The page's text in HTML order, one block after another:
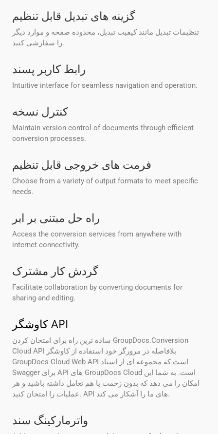
گزینه های تبدیل قابل تنظیم
تنظیمات تبدیل مانند کیفیت تبدیل، محدوده صفحه و موارد دیگر
را سفارشی کنید.
رابط کاربر پسند
Intuitive interface for seamless navigation and operation.
کنترل نسخه
Maintain version control of documents through efficient
conversion processes.
فرمت های خروجی قابل تنظیم
Choose from a variety of output formats to meet specific
needs.
راه حل مبتنی بر ابر
Access the conversion services from anywhere with
internet connectivity.
گردش کار مشترک
Facilitate collaboration by converting documents for
sharing and editing.
کاوشگر API
ساده ترین راه برای امتحان کردن GroupDocs.Conversion
Cloud API بلافاصله در مرورگر خود استفاده از کاوشگر
GroupDocs Cloud Web API است که مجموعه ای از اسناد
Swagger برای API های GroupDocs Cloud است. به شما این
امکان را می دهد که بدون زحمت با هم تعامل داشته باشید و هر
عملیات را امتحان کنید. API های ما را آشکار می کند.
واترمارکینگ سند